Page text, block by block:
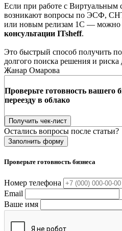
Если при работе с Виртуальным
возникают вопросы по ЭСФ,
или новым релизам 1С — можно
консультации ITsheff.
Это быстрый способ получить
долгого поиска решения и
Жанар Омарова
Проверьте готовность вашего
переезду в облако
Получить чек-лист
Остались вопросы после статьи?
Заполнить форму
Проверьте готовность бизнеса
Номер телефона
Email
Ваше имя